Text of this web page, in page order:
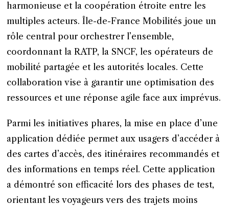
harmonieuse et la coopération étroite entre les
multiples acteurs. Île-de-France Mobilités joue un
rôle central pour orchestrer l’ensemble,
coordonnant la RATP, la SNCF, les opérateurs de
mobilité partagée et les autorités locales. Cette
collaboration vise à garantir une optimisation des
ressources et une réponse agile face aux imprévus.
Parmi les initiatives phares, la mise en place d’une
application dédiée permet aux usagers d’accéder à
des cartes d’accès, des itinéraires recommandés et
des informations en temps réel. Cette application
a démontré son efficacité lors des phases de test,
orientant les voyageurs vers des trajets moins